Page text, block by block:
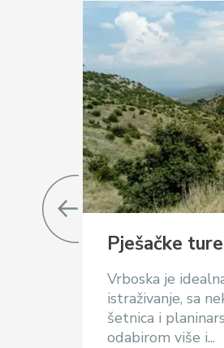
Pješačke ture
Vrboska je
istraživanje, sa
šetnica i
odabirom više i...